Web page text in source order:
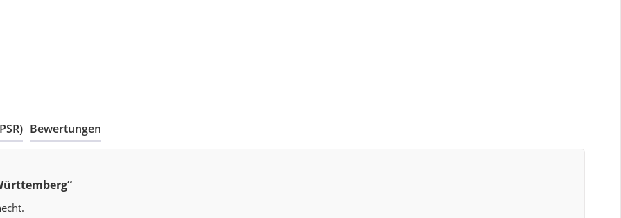
Bewertungen